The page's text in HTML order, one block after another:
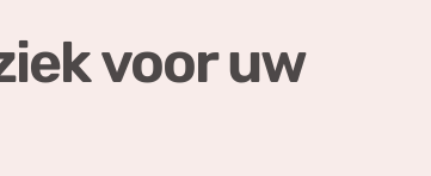
voor uw